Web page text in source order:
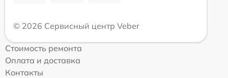
© 2026 Сервисный центр Veber
Стоимость ремонта
Оплата и доставка
Контакты